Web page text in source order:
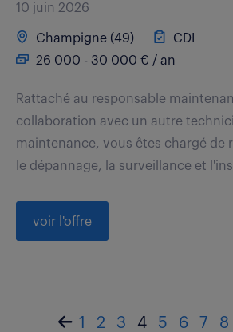
10 juin 2026
Champigne (49)
CDI
26 000 - 30 000 € / an
Rattaché au responsable
collaboration avec un autre
maintenance, vous êtes chargé de
le dépannage, la surveillance et
voir l'offre
1 2 3 4 5 6 7 8